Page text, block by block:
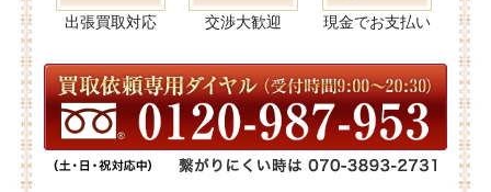
出張買取対応 交渉大歓迎 現金でお支払い